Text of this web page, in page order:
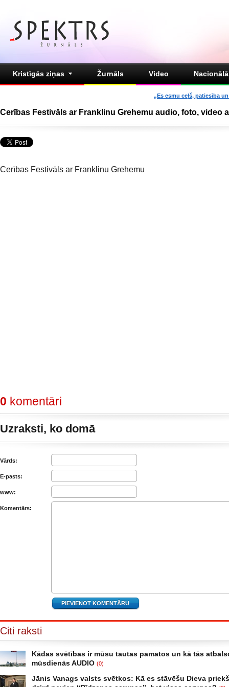
Kristīgās ziņas Žurnāls Video
„Es esmu ceļš, patiesība
Cerības Festivāls ar Franklinu Grehemu audio, foto, video
Cerības Festivāls ar Franklinu Grehemu
0 komentāri
Uzraksti, ko domā
Vārds:
E-pasts:
www:
Komentārs:
Citi raksti
Kādas svētības ir mūsu tautas pamatos un kā tās
mūsdienās AUDIO (0)
atbalsojas mūsdienās. “Mēs nākam no saknēm, un vainagu visa
Jānis Vanags valsts svētkos: Kā es stāvēšu Dieva